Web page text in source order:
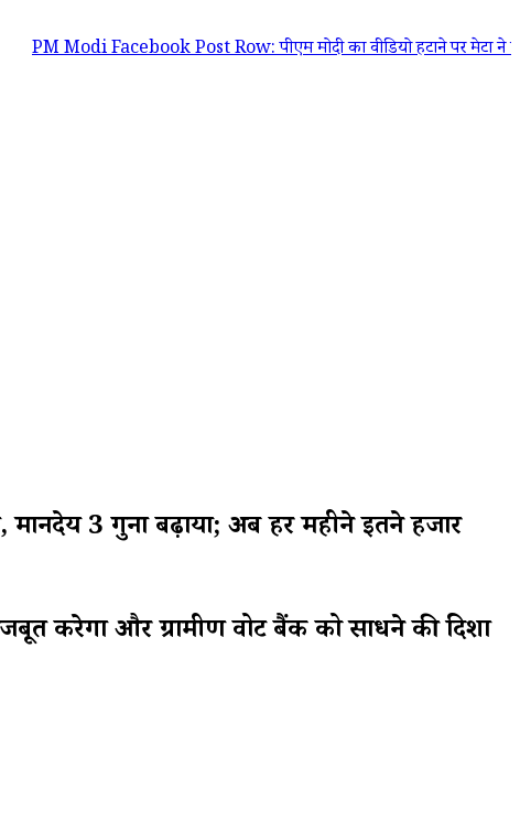
Modi Facebook Post Row: पीएम मोदी का वीडियो हटाने पर मेटा ने मांगी
3 गुना बढ़ाया; अब हर महीने इतने हजार
करेगा और ग्रामीण वोट बैंक को साधने की दिशा